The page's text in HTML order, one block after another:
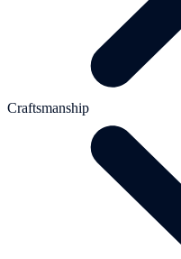
Craftsmanship